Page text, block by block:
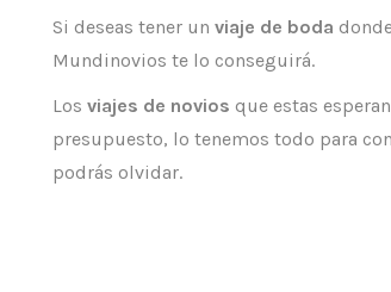
Si deseas tener un viaje de boda
Mundinovios te lo conseguirá.
Los viajes de novios que estas
presupuesto, lo tenemos todo para
podrás olvidar.